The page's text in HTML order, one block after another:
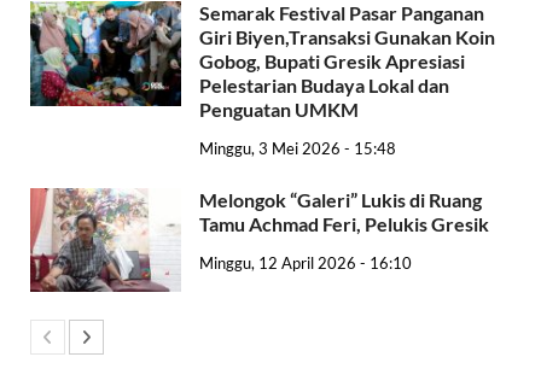
Semarak Festival Pasar Panganan
Giri Biyen,Transaksi Gunakan Koin
Gobog, Bupati Gresik Apresiasi
Pelestarian Budaya Lokal dan
Penguatan UMKM
Minggu, 3 Mei 2026 - 15:48
Melongok “Galeri” Lukis di Ruang
Tamu Achmad Feri, Pelukis Gresik
Minggu, 12 April 2026 - 16:10